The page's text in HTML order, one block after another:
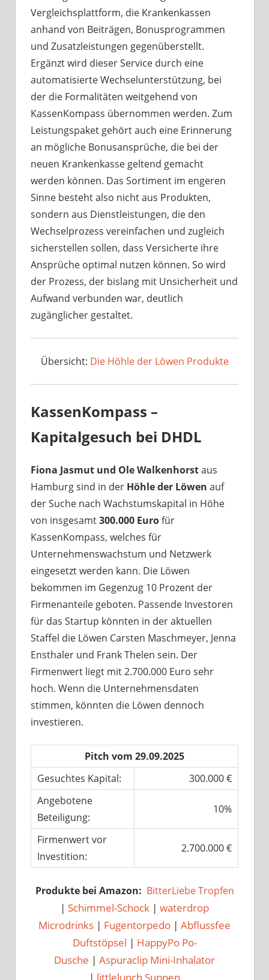
Vergleichsplattform, die Krankenkassen
anhand von Beiträgen, Bonusprogrammen
und Zusatzleistungen gegenüberstellt.
Ergänzt wird dieser Service durch eine
automatisierte Wechselunterstützung, bei
der die Formalitäten weitgehend von
KassenKompass übernommen werden. Zum
Leistungspaket gehört auch eine Erinnerung
an mögliche Bonusansprüche, die bei der
neuen Krankenkasse geltend gemacht
werden können. Das Sortiment im engeren
Sinne besteht also nicht aus Produkten,
sondern aus Dienstleistungen, die den
Wechselprozess vereinfachen und zugleich
sicherstellen sollen, dass Versicherte ihre
Ansprüche optimal nutzen können. So wird
der Prozess, der bislang mit Unsicherheit und
Aufwand verbunden war, deutlich
zugänglicher gestaltet.
Übersicht: Die Höhle der Löwen Produkte
KassenKompass –
Kapitalgesuch bei DHDL
Fiona Jasmut und Ole Walkenhorstaus
Hamburg sind in der Höhle der Löwen auf
der Suche nach Wachstumskapital in Höhe
von insgesamt300.000 Eurofür
KassenKompass, welches für
Unternehmenswachstum und Netzwerk
eingesetzt werden kann. Die Löwen
bekommen im Gegenzug 10 Prozent der
Firmenanteile geboten. Passende Investoren
für das Startup könnten in der aktuellen
Staffel die Löwen Carsten Maschmeyer, Jenna
Ensthaler und Frank Thelen sein. Der
Firmenwert liegt mit 2.700.000 Euro sehr
hoch. Wenn die Unternehmensdaten
stimmen, könnten die Löwen dennoch
investieren.
Pitch vom 29.09.2025
Gesuchtes Kapital:
300.000 €
Angebotene
Beteiligung:
10%
Firmenwert vor
Investition:
2.700.000 €
Produkte bei Amazon: BitterLiebe Tropfen
| Schimmel-Schock | waterdrop
Microdrinks | Fugentorpedo | Abflussfee
Duftstöpsel | HappyPo Po-
Dusche | Aspuraclip Mini-Inhalator